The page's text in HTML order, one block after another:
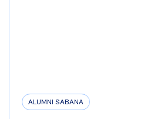
ALUMNI SABANA